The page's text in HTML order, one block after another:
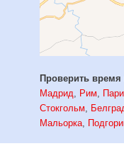
Проверить
Мадрид, Рим,
Стокгольм,
Мальорка,